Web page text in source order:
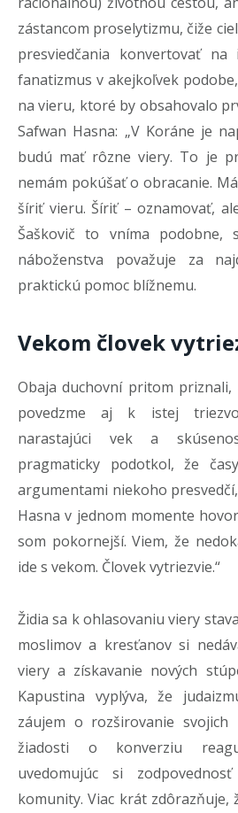
zástancom proselytizmu, čiže
presviedčania konvertovať na
fanatizmus v akejkoľvek
na vieru, ktoré by obsahovalo
Safwan Hasna: „V Koráne je
budú mať rôzne viery. To je
nemám pokúšať o obracanie.
šíriť vieru. Šíriť – oznamovať,
Šaškovič to vníma
náboženstva považuje za
praktickú pomoc blížnemu.
Vekom človek
Obaja duchovní pritom
povedzme aj k istej
narastajúci vek a
pragmaticky podotkol, že
argumentami niekoho
Hasna v jednom momente
som pokornejší. Viem, že
ide s vekom. Človek vytriezvie.“
Židia sa k ohlasovaniu viery
moslimov a kresťanov si
viery a získavanie nových
Kapustina vyplýva, že
záujem o rozširovanie
žiadosti o konverziu
uvedomujúc si
komunity. Viac krát zdôrazňuje,